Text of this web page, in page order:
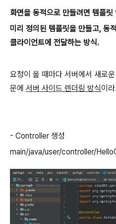
화면을 동적으로 만들려면 템플
미리 정의된 템플릿을 만들고, 동
클라이언트에 전달하는 방식.
요청이 올 때마다 서버에서 새로
문에 서버 사이드 렌더링 방식이
- Controller 생성
main/java/user/controller/